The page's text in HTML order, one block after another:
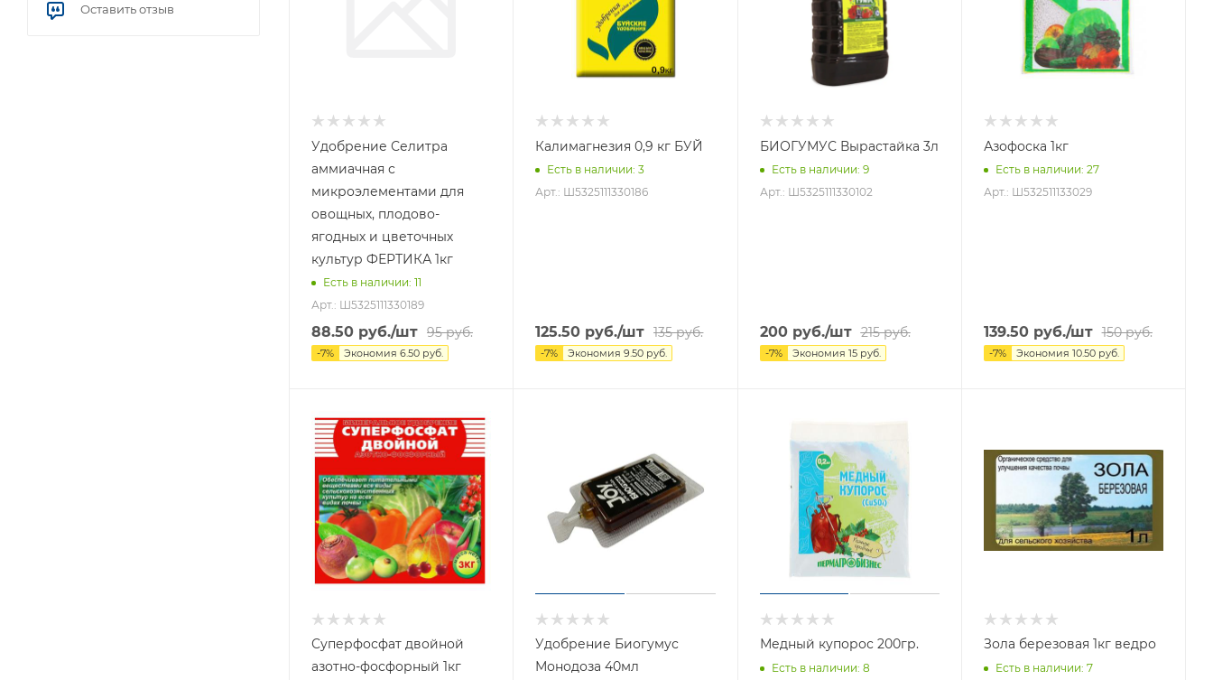
Удобрение Селитра
аммиачная с
микроэлементами для
овощных, плодово-
ягодных и цветочных
культур ФЕРТИКА 1кг
Есть в наличии: 11
Арт.: Ш5325111330189
88.50 руб./шт 95руб.
-7% Экономия 6.50 руб.
Калимагнезия 0,9 кг БУЙ
Есть в наличии: 3
Арт.: Ш5325111330186
125.50 руб./шт 135руб.
-7% Экономия9.50 руб.
БИОГУМУС Вырастайка 3л
Есть в наличии: 9
Арт.: Ш5325111330102
200руб./шт 215руб.
-7% Экономия 15руб.
Азофоска 1кг
Есть в наличии: 27
Арт.: Ш532511133029
139.50руб./шт 150руб.
-7% Экономия 10.50руб.
Суперфосфат двойной
азотно-фосфорный 1кг
Удобрение Биогумус
Монодоза 40мл
Медный купорос 200гр.
Есть в наличии: 8
Зола березовая 1кг ведро
Есть в наличии: 7
Оставить отзыв